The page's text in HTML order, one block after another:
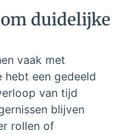
duidelijke
vaak met
hebt een gedeeld
van tijd
blijven
rollen of